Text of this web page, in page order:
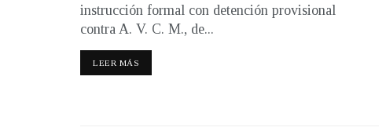
instrucción formal con detención provisional
contra A. V. C. M., de...
LEER MÁS